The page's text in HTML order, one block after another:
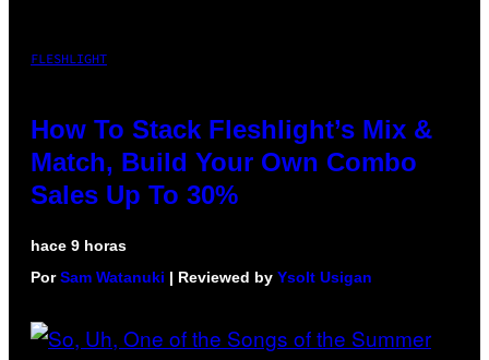
FLESHLIGHT
How To Stack Fleshlight’s Mix &
Match, Build Your Own Combo
Sales Up To 30%
hace 9 horas
PorSam Watanuki | Reviewed by Ysolt Usigan